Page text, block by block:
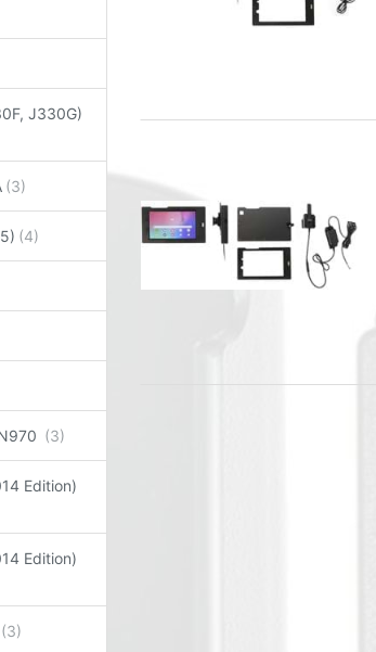
J330G)
Edition)
Edition)